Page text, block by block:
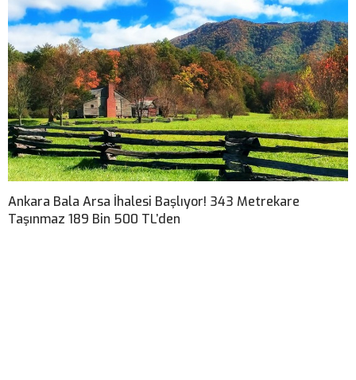
Ankara Bala Arsa İhalesi Başlıyor! 343 Metrekare
Taşınmaz 189 Bin 500 TL’den